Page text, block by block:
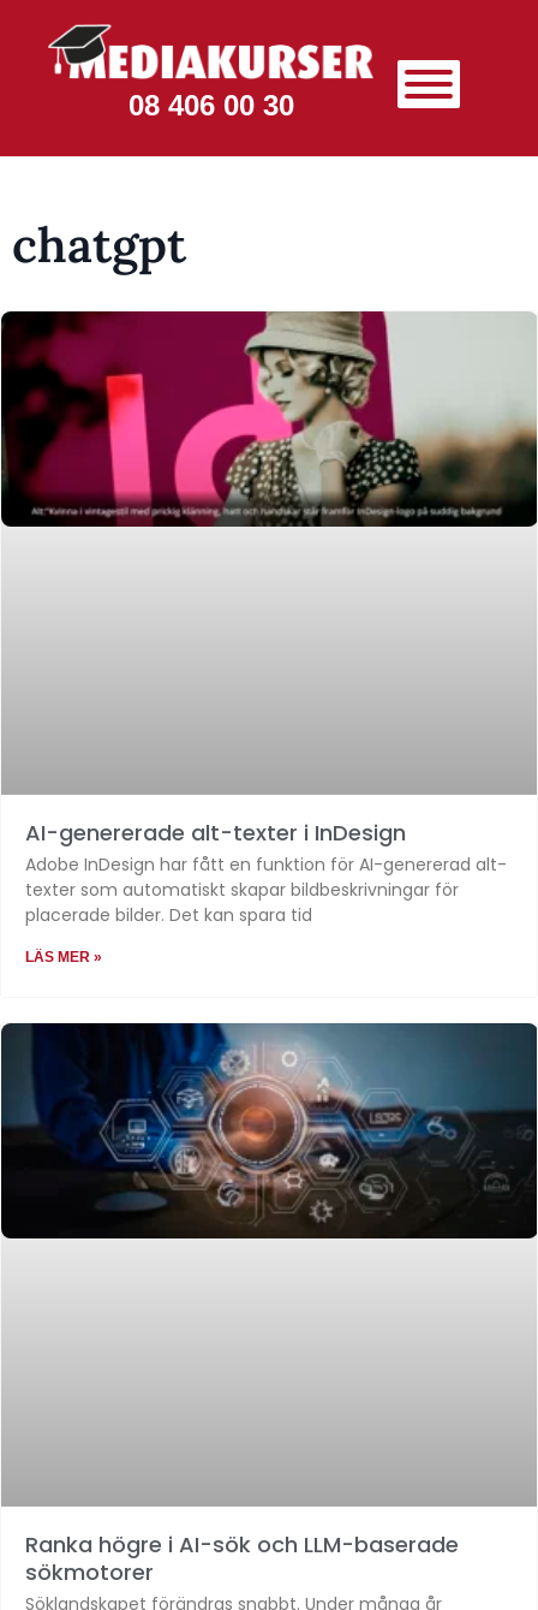
08 406 00 30
chatgpt
AI-genererade alt-texter i InDesign
Adobe InDesign har fått en funktion för AI-genererad alt-
texter som automatiskt skapar bildbeskrivningar för
placerade bilder. Det kan spara tid
LÄS MER »
Ranka högre i AI-sök och LLM-baserade
sökmotorer
Söklandskapet förändras snabbt. Under många år